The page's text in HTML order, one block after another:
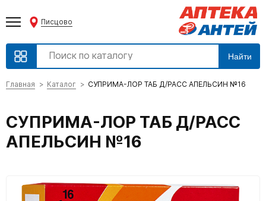
Писцово
Найти
Главная Каталог СУПРИМА-ЛОР ТАБ Д/РАСС АПЕЛЬСИН №16
СУПРИМА-ЛОР ТАБ Д/РАСС
АПЕЛЬСИН №16